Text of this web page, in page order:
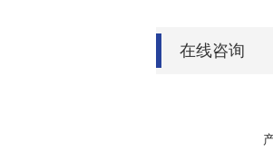
在线咨询